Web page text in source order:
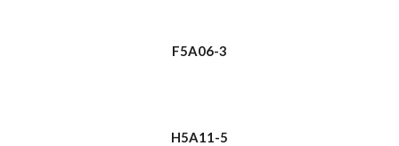
F5A06-3
H5A11-5